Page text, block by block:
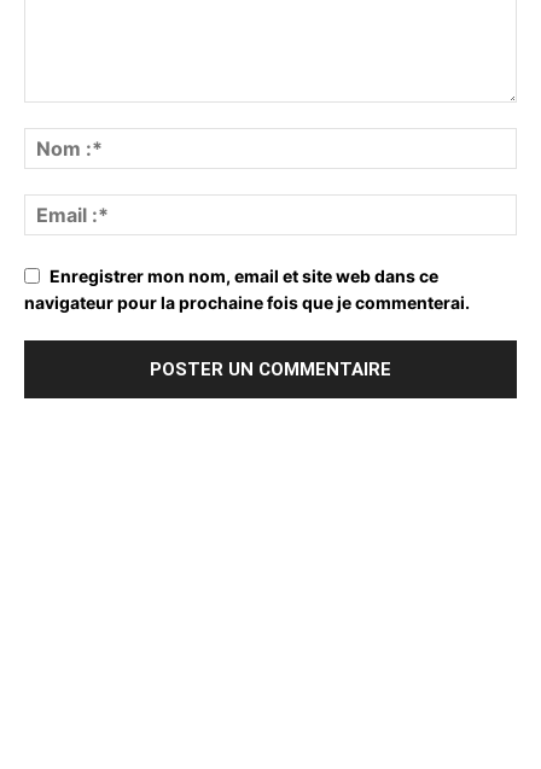
Enregistrer mon nom, email et site web dans ce
navigateur pour la prochaine fois que je commenterai.